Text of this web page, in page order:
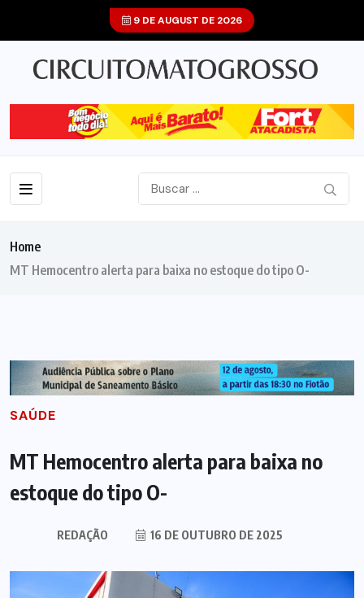
9 DE AUGUST DE 2026
Home
MT Hemocentro alerta para baixa no estoque do tipo O-
SAÚDE
MT Hemocentro alerta para baixa no
estoque do tipo O-
REDAÇÃO 16 DE OUTUBRO DE 2025